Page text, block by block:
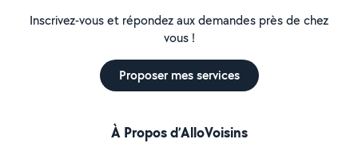
Inscrivez-vous et répondez aux demandes près de chez
vous !
Proposer mes services
À Propos d’AlloVoisins